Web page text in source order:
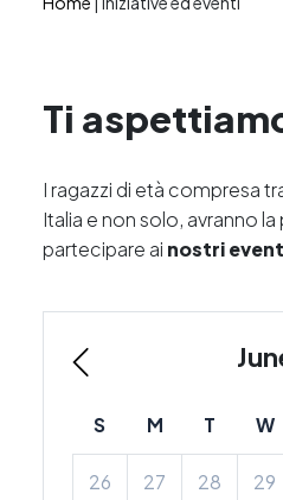
Ti
I ragazzi di età compresa
Italia e non solo, avranno la
partecipare ai nostri
S M T W
26 27 28 29